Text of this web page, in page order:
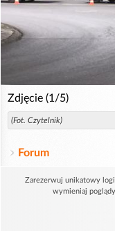
Zdjęcie (1/5)
(Fot. Czytelnik)
Forum
Zarezerwuj unikatowy
wymieniaj